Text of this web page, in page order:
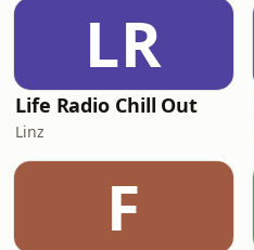
LR
Life Radio Chill Out
Linz
F